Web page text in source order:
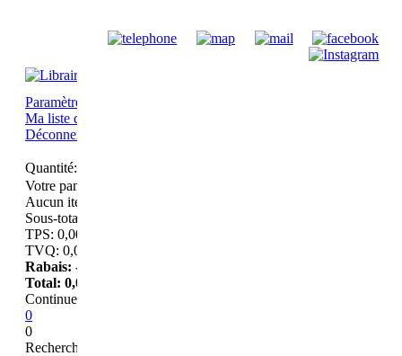
Paramètres du compte
Ma liste de souhaits
Déconnexion
Quantité:
Votre panier
Aucun item
Sous-total:
TPS: 0,00
TVQ: 0,00
Rabais: -0,00
Total: 0,00
Continuer à magasiner
0
0
Recherche